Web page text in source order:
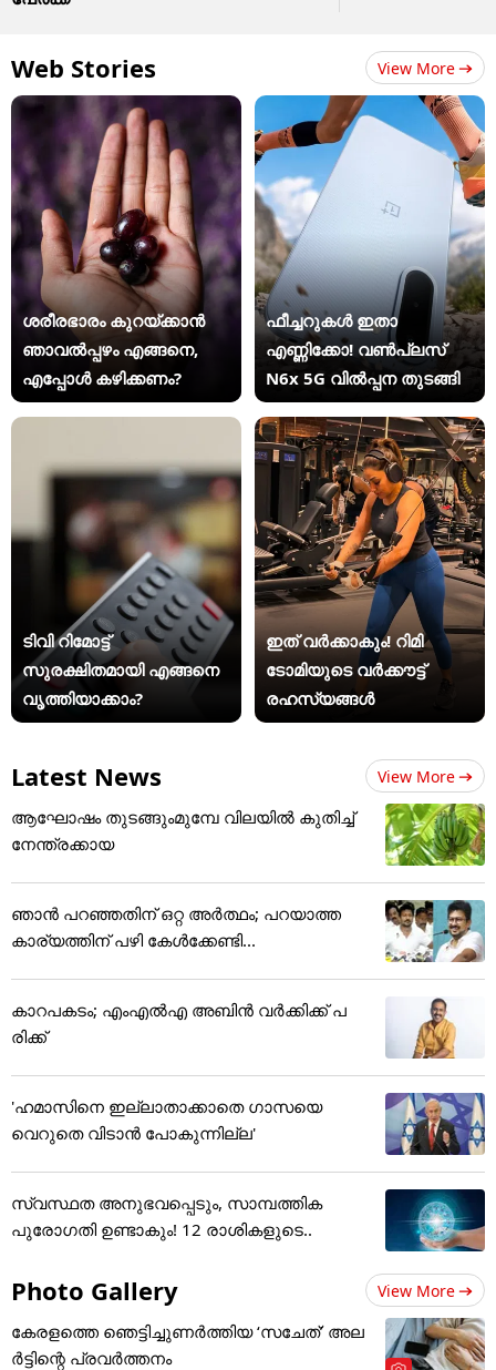
Web Stories View More
ശരീരഭാരം കുറയ്ക്കാൻ
ഞാവൽപ്പഴം എങ്ങനെ,
എപ്പോൾ കഴിക്കണം?
ഫീച്ചറുകൾ ഇതാ
എണ്ണിക്കോ! വൺപ്ലസ്
N6x 5G വിൽപ്പന തുടങ്ങി
ടിവി റിമോട്ട്
സുരക്ഷിതമായി എങ്ങനെ
വൃത്തിയാക്കാം?
ഇത് വർക്കാകും! റിമി
ടോമിയുടെ വർക്കൗട്ട്
രഹസ്യങ്ങൾ
Latest News View More
ആഘോഷം തുടങ്ങുംമുമ്പേ വിലയില്‍ കുതിച്ച്
നേന്ത്രക്കായ
ഞാൻ പറഞ്ഞതിന് ഒറ്റ അർത്ഥം; പറയാത്ത
കാര്യത്തിന് പഴി കേൾക്കേണ്ടി...
കാറപകടം; എംഎൽഎ അബിൻ വർക്കിക്ക് പ
രിക്ക്
'ഹമാസിനെ ഇല്ലാതാക്കാതെ ഗാസയെ
വെറുതെ വിടാന്‍ പോകുന്നില്ല'
സ്വസ്ഥത അനുഭവപ്പെടും, സാമ്പത്തിക
പുരോഗതി ഉണ്ടാകും! 12 രാശികളുടെ..
Photo Gallery View More
കേരളത്തെ ഞെട്ടിച്ചുണർത്തിയ ‘സചേത്’ അ‌ല
ർട്ടിന്റെ പ്രവർത്തനം